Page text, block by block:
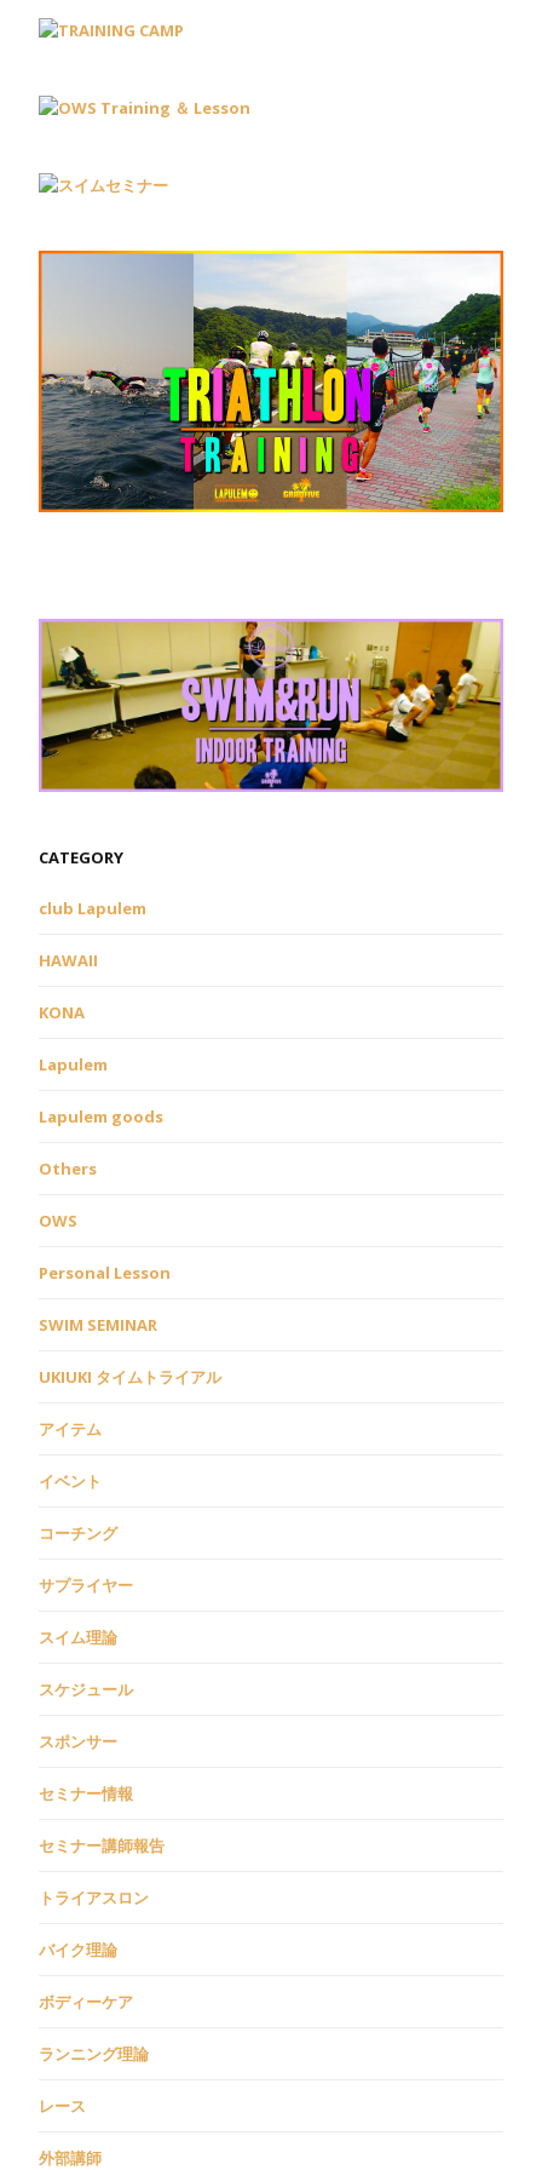
CATEGORY
club Lapulem
HAWAII
KONA
Lapulem
Lapulem goods
Others
OWS
Personal Lesson
SWIM SEMINAR
UKIUKI タイムトライアル
アイテム
イベント
コーチング
サプライヤー
スイム理論
スケジュール
スポンサー
セミナー情報
セミナー講師報告
トライアスロン
バイク理論
ボディーケア
ランニング理論
レース
外部講師